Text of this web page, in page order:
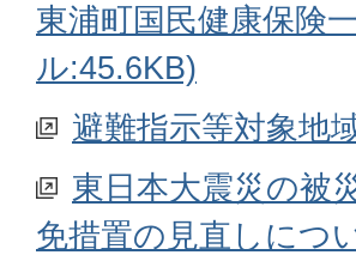
東浦町国民健康保険
ル:45.6KB)
避難指示等対象地
東日本大震災の被
免措置の見直しにつ